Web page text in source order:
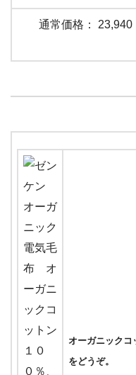
通常価格： 23,940
オーガニックコ
をどうぞ。